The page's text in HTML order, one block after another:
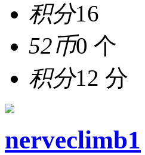
积分16
52币0 个
积分12 分
nerveclimb1